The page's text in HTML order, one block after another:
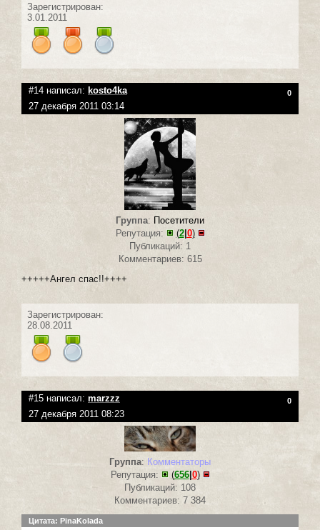
Зарегистрирован:
3.01.2011
#14 написал: kosto4ka 0
27 декабря 2011 03:14
Группа: Посетители
Репутация:
(2| 0)
Публикаций: 1
Комментариев: 615
+++++Ангел спас!!++++
Зарегистрирован:
28.08.2011
#15 написал: marzzz 0
27 декабря 2011 08:23
Группа: Комментаторы
Репутация:
(656| 0)
Публикаций: 108
Комментариев: 7 384
Цитата: PinaKolada